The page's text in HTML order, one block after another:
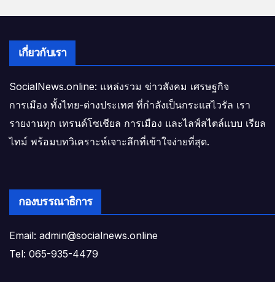
เกี่ยวกับเรา
SocialNews.online: แหล่งรวม ข่าวสังคม เศรษฐกิจ
การเมือง ทั้งไทย-ต่างประเทศ ที่กำลังเป็นกระแสไวรัล เรา
รายงานทุก เทรนด์โซเชียล การเมือง และไลฟ์สไตล์แบบ เรียล
ไทม์ พร้อมบทวิเคราะห์เจาะลึกที่เข้าใจง่ายที่สุด.
กองบรรณาธิการ
Email: admin@socialnews.online
Tel: 065-935-4479